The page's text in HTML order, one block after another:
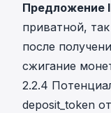
Предложение I
приватной,
после
сжигание
2.2.4
deposit_token